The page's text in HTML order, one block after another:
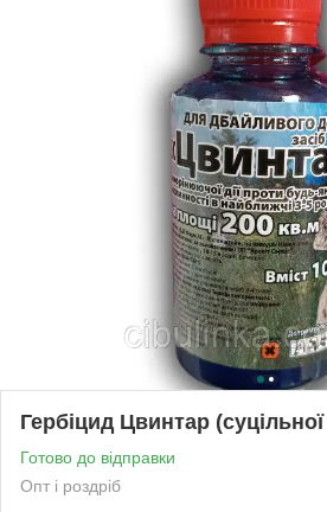
Гербіцид Цвинтар (суцільної
Готово до відправки
Опт і роздріб